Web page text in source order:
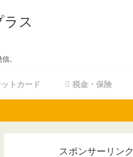
ス
。
トカード 税金・保険
スポンサーリンク